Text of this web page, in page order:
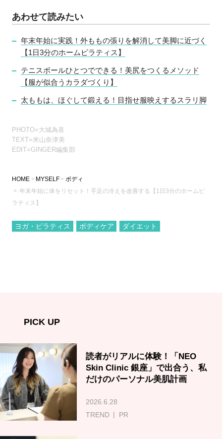
あわせて読みたい
年末年始に実践！外ももの張りを解消して美脚に近づく
【1日3分のホームピラティス】
テニスボールひとつでできる！美尻をつくるメソッド
【服が似合うカラダづくり】
太ももは、ほぐして鍛える！目指せ服映えするスラリ脚
PHOTO=大城為喜
TEXT=米山奈津美
EDIT=GINGER編集部
HOME MYSELF
ボディ
年末年始に体をリセット！手足の冷えを改善する【1日3分のホームピ
ラティス】
ヨガ・ピラティス ボディケア ダイエット
PICK UP
読者がリアルに体験！「NEO
Skin Clinic 銀座」で出合う、私
だけのパーソナル美肌計画
2026.6.28
TREND
PR